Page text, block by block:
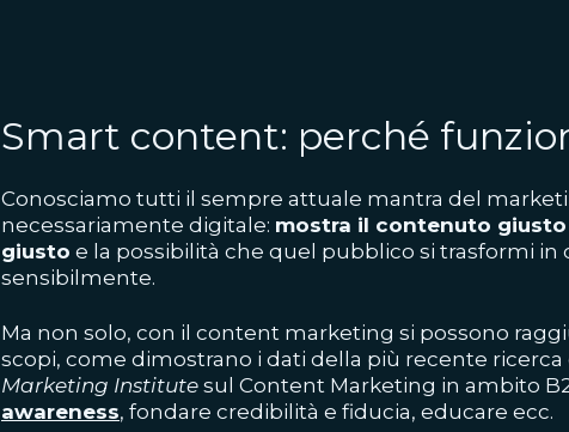
Smart content: perché
Conosciamo tutti il sempre attuale mantra del
necessariamente digitale: mostra il contenuto
giusto e la possibilità che quel pubblico si trasformi in
sensibilmente.
Ma non solo, con il content marketing si possono
scopi, come dimostrano i dati della più recente ricerca
Marketing Institute sul Content Marketing in ambito
awareness, fondare credibilità e fiducia, educare ecc.